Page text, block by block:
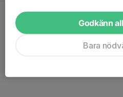
Position Godkänn
Bara